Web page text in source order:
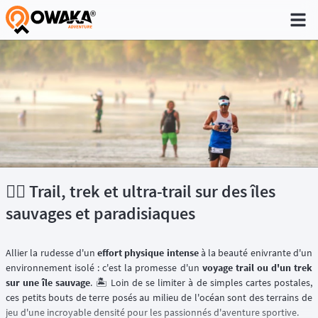
®
🏃‍♂️ Trail, trek et ultra-trail sur des îles
sauvages et paradisiaques
Allier la rudesse d'uneffort physique intenseà la beauté enivrante d'un
environnement isolé : c'est la promesse d'un voyage trail ou d'un trek
sur une île sauvage. 🏝️ Loin de se limiter à de simples cartes postales,
ces petits bouts de terre posés au milieu de l'océan sont des terrains de
jeu d'une incroyable densité pour les passionnés d'aventure sportive.